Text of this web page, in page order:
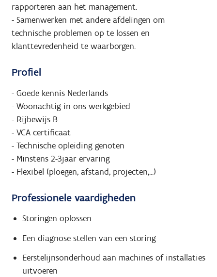
rapporteren aan het management.
- Samenwerken met andere afdelingen om
technische problemen op te lossen en
klanttevredenheid te waarborgen.
Profiel
- Goede kennis Nederlands
- Woonachtig in ons werkgebied
- Rijbewijs B
- VCA certificaat
- Technische opleiding genoten
- Minstens 2-3jaar ervaring
- Flexibel (ploegen, afstand, projecten,...)
Professionele vaardigheden
Storingen oplossen
Een diagnose stellen van een storing
Eerstelijnsonderhoud aan machines of installaties
uitvoeren